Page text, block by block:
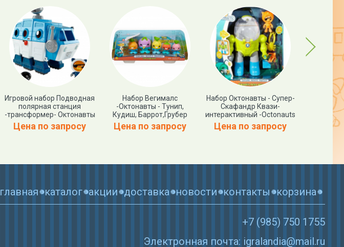
Игровой набор Подводная
полярная станция
-трансформер- Октонавты
Цена по запросу
Набор Вегималс
-Октонавты - Тунип,
Кудиш, Баррот,Грубер
Цена по запросу
Набор Октонавты - Супер-
Скафандр Квази-
интерактивный -Octonauts
Цена по запросу Цена
Next
главная каталог акции доставка новости контакты корзина
+7 (985) 750 1755
Электронная почта: igralandia@mail.ru